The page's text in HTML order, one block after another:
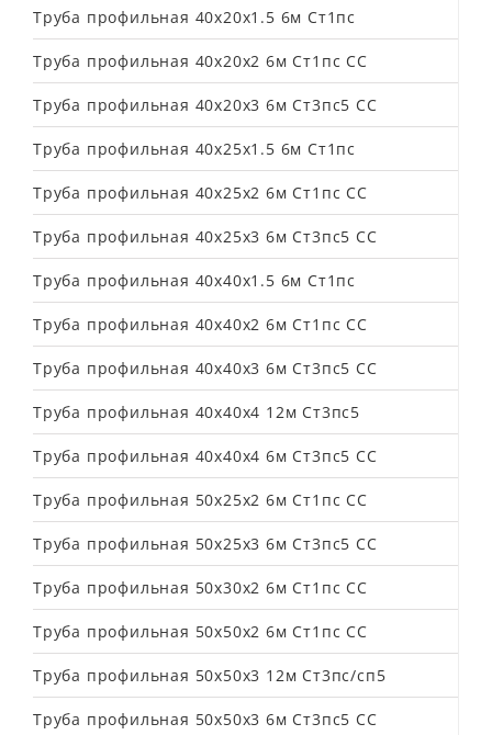
Труба профильная 40х20х1.5 6м Ст1пс
Труба профильная 40х20х2 6м Ст1пс СС
Труба профильная 40х20х3 6м Ст3пс5 СС
Труба профильная 40х25х1.5 6м Ст1пс
Труба профильная 40х25х2 6м Ст1пс СС
Труба профильная 40х25х3 6м Ст3пс5 СС
Труба профильная 40х40х1.5 6м Ст1пс
Труба профильная 40х40х2 6м Ст1пс СС
Труба профильная 40х40х3 6м Ст3пс5 СС
Труба профильная 40х40х4 12м Ст3пс5
Труба профильная 40х40х4 6м Ст3пс5 СС
Труба профильная 50х25х2 6м Ст1пс СС
Труба профильная 50х25х3 6м Ст3пс5 СС
Труба профильная 50х30х2 6м Ст1пс СС
Труба профильная 50х50х2 6м Ст1пс СС
Труба профильная 50х50х3 12м Ст3пс/сп5
Труба профильная 50х50х3 6м Ст3пс5 СС